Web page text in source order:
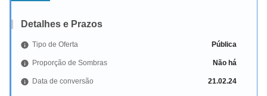
Detalhes e Prazos
Tipo de Oferta Pública
Proporção de Sombras Não há
Data de conversão 21.02.24